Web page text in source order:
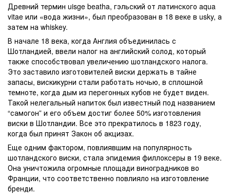
Древний термин uisge beatha, гэльский от латинского aqua
vitae или «вода жизни», был преобразован в 18 веке в usky, а
затем на whiskey.
В начале 18 века, когда Англия объединилась с
Шотландией, ввели налог на английский солод, который
также способствовал увеличению шотландского налога.
Это заставило изготовителей виски держать в тайне
запасы, вискикурни стали работать ночью, в сплошной
темноте, когда дым из перегонных кубов не будет виден.
Такой нелегальный напиток был известный под названием
“самогон” и его объем достиг более 50% изготовления
виски в Шотландии. Все это прекратилось в 1823 году,
когда был принят Закон об акцизах.
Еще одним фактором, повлиявшим на популярность
шотландского виски, стала эпидемия филлоксеры в 19 веке.
Она уничтожила огромные площади виноградников во
Франции, что соответственно повлияло на изготовление
бренди.